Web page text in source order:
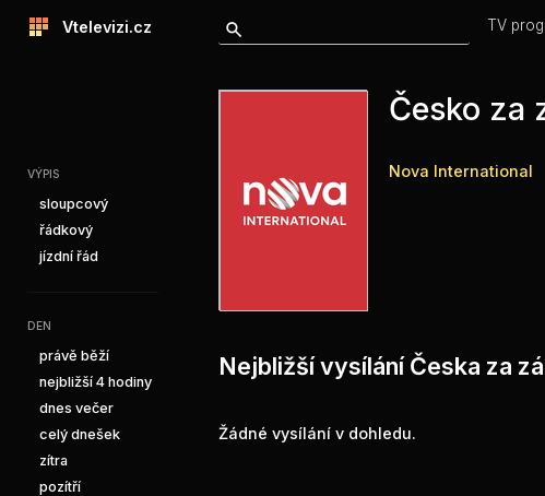
Vtelevizi.cz TV
VÝPIS
sloupcový
řádkový
jízdní řád
DEN
právě běží
nejbližší 4 hodiny
dnes večer
celý dnešek
zítra
pozítří
Česko za
Nova International
Nejbližší vysílání Česka za
Žádné vysílání v dohledu.